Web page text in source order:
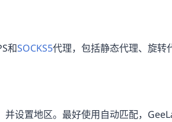
和SOCKS5代理，包括静态代理、旋转
设置地区。最好使用自动匹配，